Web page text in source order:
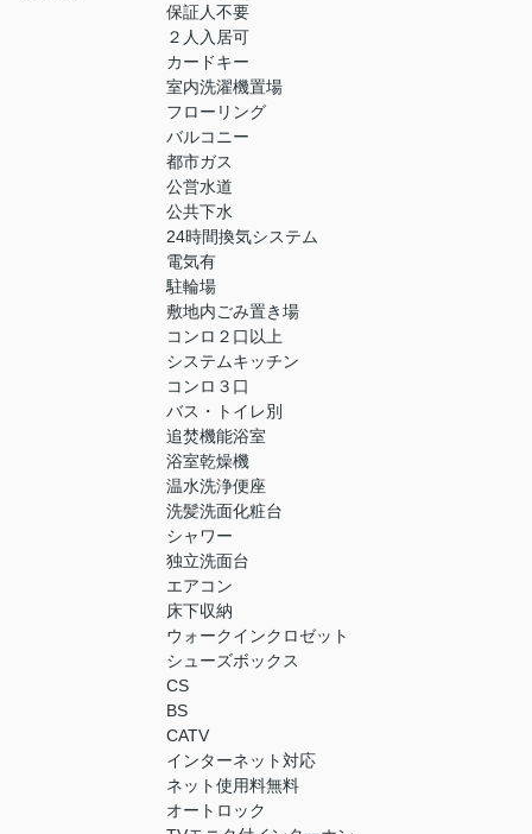
保証人不要
２人入居可
カードキー
室内洗濯機置場
フローリング
バルコニー
都市ガス
公営水道
公共下水
24時間換気システム
電気有
駐輪場
敷地内ごみ置き場
コンロ２口以上
システムキッチン
コンロ３口
バス・トイレ別
追焚機能浴室
浴室乾燥機
温水洗浄便座
洗髪洗面化粧台
シャワー
独立洗面台
エアコン
床下収納
ウォークインクロゼット
シューズボックス
CS
BS
CATV
インターネット対応
ネット使用料無料
オートロック